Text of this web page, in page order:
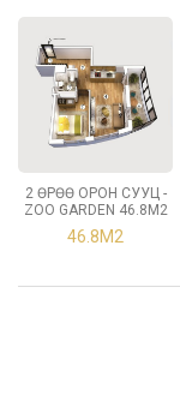
2 ӨРӨӨ ОРОН СУУЦ -
ZOO GARDEN 46.8М2
46.8М2